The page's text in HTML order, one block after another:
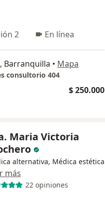
2 En línea
Barranquilla • Mapa
consultorio 404
$ 250.000
Maria Victoria
alternativa, Médica estética
más
22 opiniones